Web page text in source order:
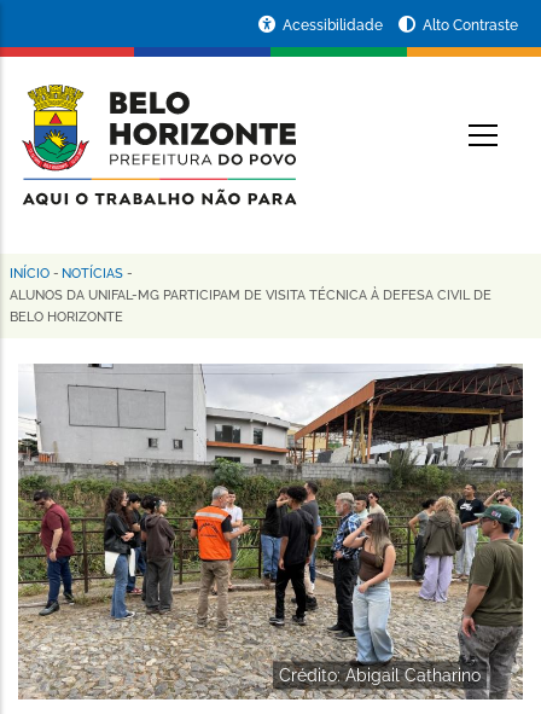
conteúdo
principal
da
Prefeitura
de
Horizonte
Acessibilidade Alto Contraste
Trilha
de
navegação
INÍCIO - NOTÍCIAS -
ALUNOS DA UNIFAL-MG PARTICIPAM DE VISITA TÉCNICA À DEFESA CIVIL DE
BELO HORIZONTE
Crédito: Abigail Catharino